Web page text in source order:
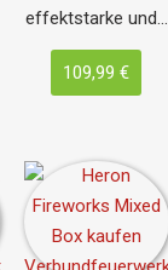
effektstarke und…
109,99 €